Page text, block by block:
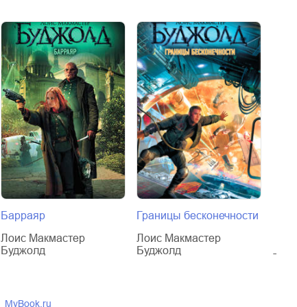
Барраяр
Лоис Макмастер
Буджолд
Границы бесконечности
Лоис Макмастер
Буджолд
MyBook.ru